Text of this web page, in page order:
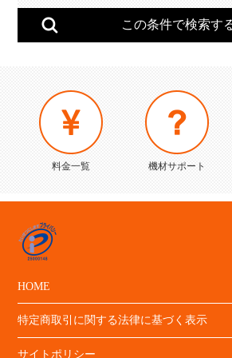
料金一覧 機材サポート
HOME
特定商取引に関する法律に基づく表示
サイトポリシー